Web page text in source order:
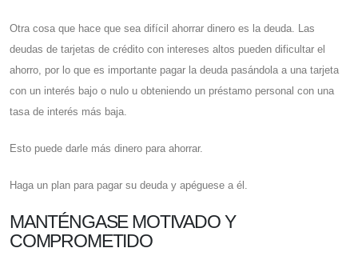
Otra cosa que hace que sea difícil ahorrar dinero es la deuda. Las
deudas de tarjetas de crédito con intereses altos pueden dificultar el
ahorro, por lo que es importante pagar la deuda pasándola a una tarjeta
con un interés bajo o nulo u obteniendo un préstamo personal con una
tasa de interés más baja.
Esto puede darle más dinero para ahorrar.
Haga un plan para pagar su deuda y apéguese a él.
MANTÉNGASE MOTIVADO Y
COMPROMETIDO